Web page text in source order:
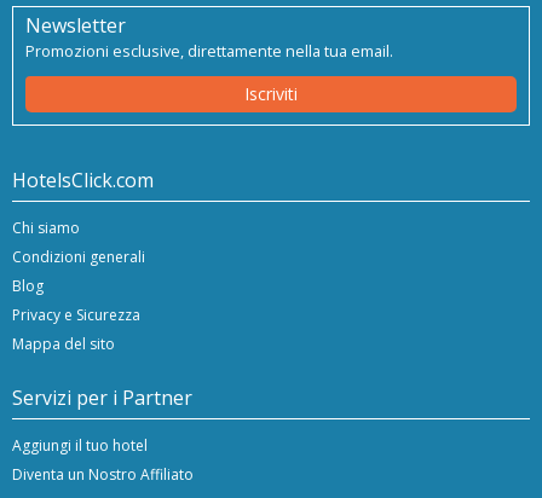
Newsletter
Promozioni esclusive, direttamente nella tua email.
Iscriviti
HotelsClick.com
Chi siamo
Condizioni generali
Blog
Privacy e Sicurezza
Mappa del sito
Servizi per i Partner
Aggiungi il tuo hotel
Diventa un Nostro Affiliato